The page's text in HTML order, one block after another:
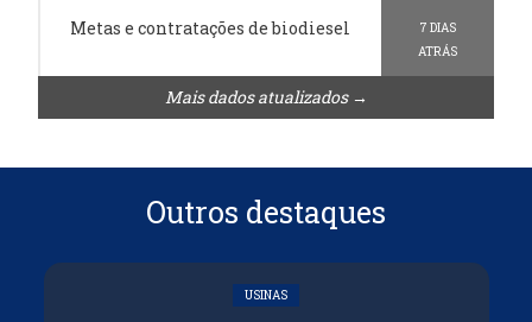
Metas e contratações de biodiesel
7 DIAS
ATRÁS
Mais dados atualizados →
Outros destaques
USINAS